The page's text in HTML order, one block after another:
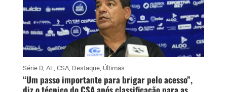
Série D, AL, CSA, Destaque, Últimas
“Um passo importante para brigar pelo acesso”,